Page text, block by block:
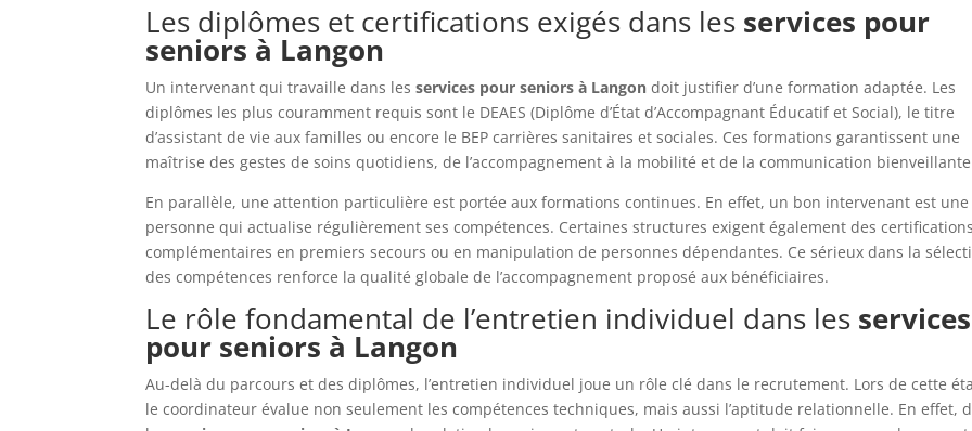
Les diplômes et certifications exigés dans les services pour
seniors à Langon
Un intervenant qui travaille dans lesservices pour seniors à Langon doit justifier d’une formation adaptée. Les
diplômes les plus couramment requis sont le DEAES (Diplôme d’État d’Accompagnant Éducatif et Social), le titre
d’assistant de vie aux familles ou encore le BEP carrières sanitaires et sociales. Ces formations garantissent une
maîtrise des gestes de soins quotidiens, de l’accompagnement à la mobilité et de la communication
En parallèle, une attention particulière est portée aux formations continues. En effet, un bon intervenant est une
personne qui actualise régulièrement ses compétences. Certaines structures exigent également des certifications
complémentaires en premiers secours ou en manipulation de personnes dépendantes. Ce sérieux dans la
des compétences renforce la qualité globale de l’accompagnement proposé aux bénéficiaires.
Le rôle fondamental de l’entretien individuel dans les services
pour seniors à Langon
Au-delà du parcours et des diplômes, l’entretien individuel joue un rôle clé dans le recrutement. Lors de cette
le coordinateur évalue non seulement les compétences techniques, mais aussi l’aptitude relationnelle. En effet,